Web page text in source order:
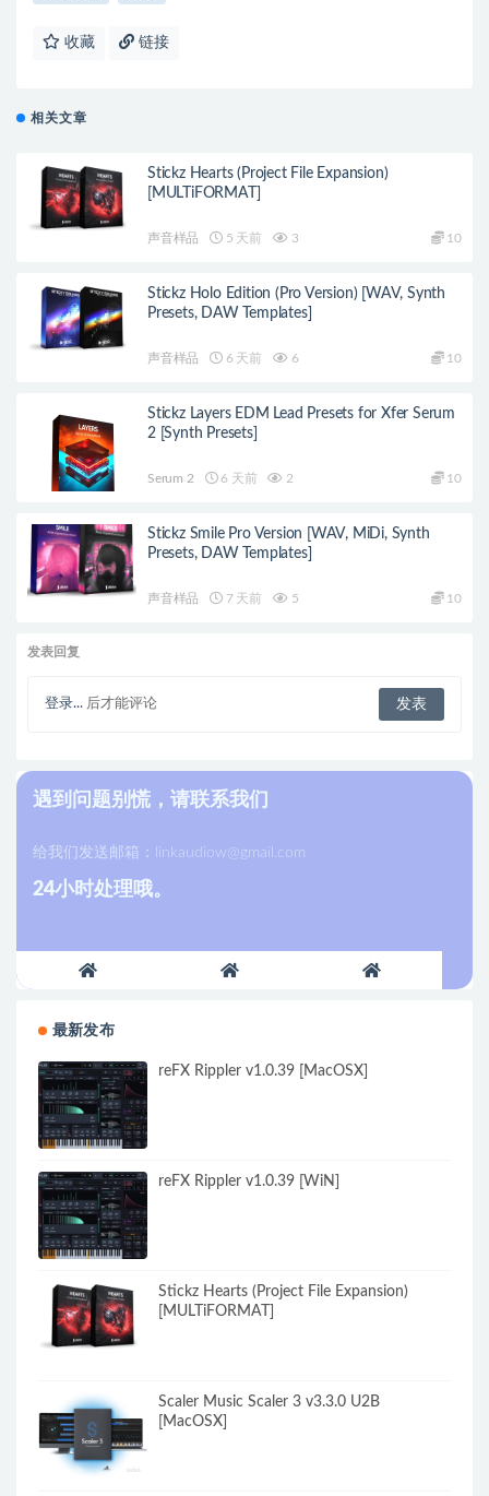
收藏 链接
相关文章
Stickz Hearts (Project File Expansion)
[MULTiFORMAT]
声音样品 5 天前 3 10
Stickz Holo Edition (Pro Version) [WAV, Synth
Presets, DAW Templates]
声音样品 6 天前 6 10
Stickz Layers EDM Lead Presets for Xfer Serum
2 [Synth Presets]
Serum 2 6 天前 2 10
Stickz Smile Pro Version [WAV, MiDi, Synth
Presets, DAW Templates]
声音样品 7 天前 5 10
发表回复
登录... 后才能评论
遇到问题别慌，请联系我们
给我们发送邮箱： linkaudiow@gmail.com
24小时处理哦。
最新发布
reFX Rippler v1.0.39 [MacOSX]
reFX Rippler v1.0.39 [WiN]
Stickz Hearts (Project File Expansion)
[MULTiFORMAT]
Scaler Music Scaler 3 v3.3.0 U2B
[MacOSX]